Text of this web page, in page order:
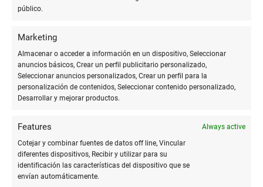
público.
Marketing
Almacenar o acceder a información en un dispositivo, Seleccionar
anuncios básicos, Crear un perfil publicitario personalizado,
Seleccionar anuncios personalizados, Crear un perfil para la
personalización de contenidos, Seleccionar contenido personalizado,
Desarrollar y mejorar productos.
Features
Always active
Cotejar y combinar fuentes de datos off line, Vincular
diferentes dispositivos, Recibir y utilizar para su
identificación las características del dispositivo que se
envían automáticamente.
pintura, que para aconsejar es lo mejor. Y por supuesto son
muy simpáticas......
Sofía Sánchez
Martínez
Hicieron el sitting plan de mi
boda y quedé encantada con el
resultado, son las profesionales más
competentes y amables con las que me